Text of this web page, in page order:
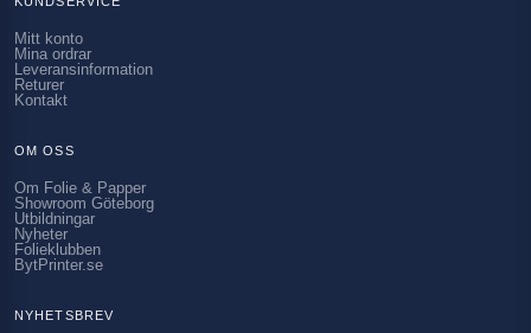
Mitt konto
Mina ordrar
Leveransinformation
Returer
Kontakt
OM OSS
Om Folie & Papper
Showroom Göteborg
Utbildningar
Nyheter
Folieklubben
BytPrinter.se
NYHETSBREV